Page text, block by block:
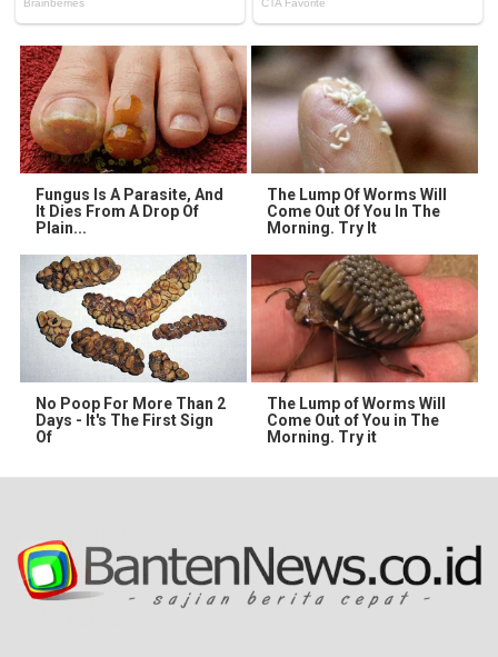
Fungus Is A Parasite, And
It Dies From A Drop Of
Plain...
The Lump Of Worms Will
Come Out Of You In The
Morning. Try It
No Poop For More Than 2
Days - It's The First Sign
Of
The Lump of Worms Will
Come Out of You in The
Morning. Try it